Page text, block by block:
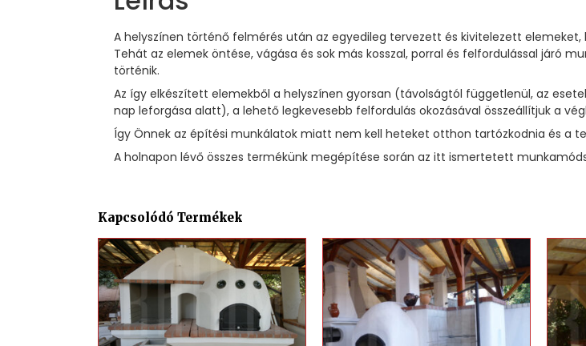
A helyszínen történő felmérés után az egyedileg tervezett és kivitelezett
Tehát az elemek öntése, vágása és sok más kosszal, porral és felfordulással járó
történik.
Az így elkészített elemekből a helyszínen gyorsan (távolságtól függetlenül, az
nap leforgása alatt), a lehető legkevesebb felfordulás okozásával összeállítjuk a
Így Önnek az építési munkálatok miatt nem kell heteket otthon tartózkodnia és a
A holnapon lévő összes termékünk megépítése során az itt ismertetett
Kapcsolódó Termékek